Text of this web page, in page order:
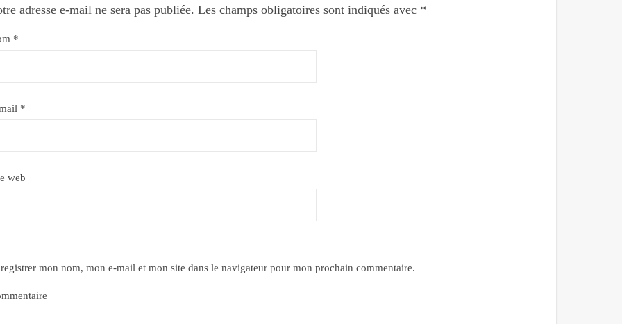
adresse e-mail ne sera pas publiée. Les champs obligatoires sont indiqués avec *
*
*
web
mon nom, mon e-mail et mon site dans le navigateur pour mon prochain commentaire.